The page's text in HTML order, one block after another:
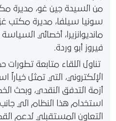
من السيدة جين غو، مديرة
سونيا سيلفا، مديرة مكتب
مانديوانزيرا، أخصائي
فيروز أبو وردة.
تناول اللقاء متابعة تطورات
الإلكتروني، التي تمثل
أزمة التدفق النقدي، وبحث
استخدام هذا النظام الي
التعاون المستقبلي لدعم